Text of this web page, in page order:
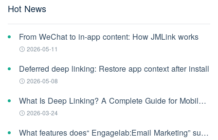
Hot News
From WeChat to in-app content: How JMLink works
2026-05-11
Deferred deep linking: Restore app context after install
2026-05-08
What Is Deep Linking? A Complete Guide for Mobile Apps (2026)
2026-03-24
What features does“ Engagelab:Email Marketing” support?